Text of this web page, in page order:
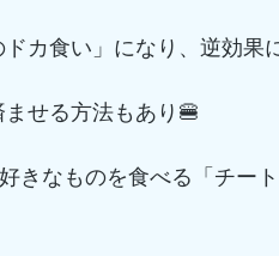
カ食い」になり、逆効果
ませる方法もあり🍔
きなものを食べる「チー